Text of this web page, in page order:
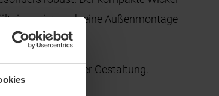
ist auch eine Außenmontage
individueller Gestaltung.